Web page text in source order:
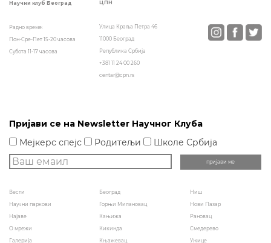
Научни клуб Београд
Радно време:
Пон-Сре-Пет 15-20 часова
Субота 11-17 часова
ЦПН
Улица Краља Петра 46
11000 Београд
Република Србија
+381 11 24 00 260
centar@cpn.rs
Пријави се на Newsletter Научног Клуба
Мејкерс спејс
Родитељи Школе Србија
Вести
Научни паркови
Најаве
О мрежи
Галерија
Београд
Горњи Милановац
Кањижа
Кикинда
Књажевац
Ниш
Нови Пазар
Рановац
Смедерево
Ужице